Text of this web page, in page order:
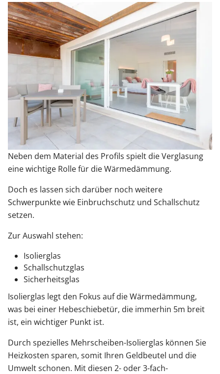
Neben dem Material des Profils spielt die Verglasung
eine wichtige Rolle für die Wärmedämmung.
Doch es lassen sich darüber noch weitere
Schwerpunkte wie Einbruchschutz und Schallschutz
setzen.
Zur Auswahl stehen:
Isolierglas
Schallschutzglas
Sicherheitsglas
Isolierglas legt den Fokus auf die Wärmedämmung,
was bei einer Hebeschiebetür, die immerhin 5m breit
ist, ein wichtiger Punkt ist.
Durch spezielles Mehrscheiben-Isolierglas können Sie
Heizkosten sparen, somit Ihren Geldbeutel und die
Umwelt schonen. Mit diesen 2- oder 3-fach-